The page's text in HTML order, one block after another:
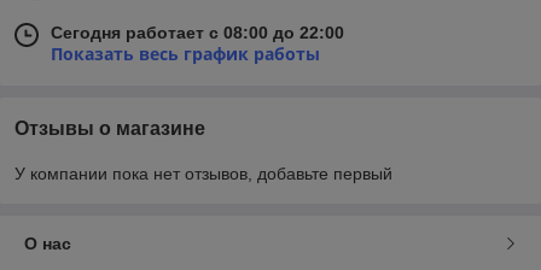
Сегодня работает с 08:00 до 22:00
Показать весь график работы
Отзывы о магазине
У компании пока нет отзывов, добавьте первый
О нас